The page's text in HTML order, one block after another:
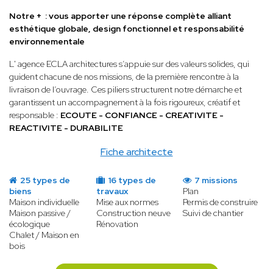
Fiche architecte
Notre + : vous apporter une réponse complète alliant
esthétique globale, design fonctionnel et responsabilité
environnementale
L' agence ECLA architectures s’appuie sur des valeurs solides, qui
guident chacune de nos missions, de la première rencontre à la
livraison de l’ouvrage. Ces piliers structurent notre démarche et
garantissent un accompagnement à la fois rigoureux, créatif et
responsable : ECOUTE - CONFIANCE - CREATIVITE -
REACTIVITE - DURABILITE
25 types de
biens
Maison individuelle
Maison passive /
écologique
Chalet / Maison en
bois
16 types de
travaux
Mise aux normes
Construction neuve
Rénovation
7 missions
Plan
Permis de construire
Suivi de chantier